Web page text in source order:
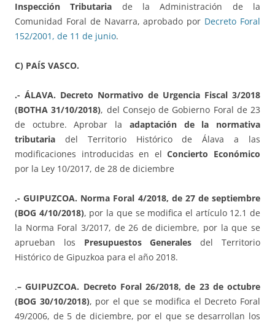
Inspección Tributaria de la Administración de la
Comunidad Foral de Navarra, aprobado por Decreto Foral
152/2001, de 11 de junio.
C) PAÍS VASCO.
.- ÁLAVA. Decreto Normativo de Urgencia Fiscal 3/2018
(BOTHA 31/10/2018), del Consejo de Gobierno Foral de 23
de octubre. Aprobar la adaptación de la normativa
tributaria del Territorio Histórico de Álava a las
modificaciones introducidas en elConcierto Económico
por la Ley 10/2017, de 28 de diciembre
.- GUIPUZCOA. Norma Foral 4/2018, de 27 de septiembre
(BOG 4/10/2018), por la que se modifica el artículo 12.1 de
la Norma Foral 3/2017, de 26 de diciembre, por la que se
aprueban los Presupuestos Generalesdel Territorio
Histórico de Gipuzkoa para el año 2018.
.– GUIPUZCOA. Decreto Foral 26/2018, de 23 de octubre
(BOG 30/10/2018), por el que se modifica el Decreto Foral
49/2006, de 5 de diciembre, por el que se desarrollan los